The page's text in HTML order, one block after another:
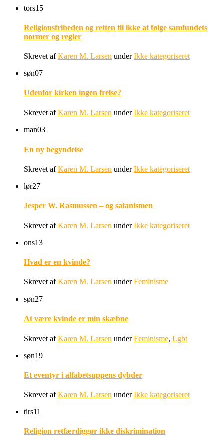
tors15
Religionsfriheden og retten til ikke at følge samfundets
normer og regler
Skrevet afKaren M. Larsen underIkke kategoriseret
søn07
Udenfor kirken ingen frelse?
Skrevet afKaren M. Larsen underIkke kategoriseret
man03
En ny begyndelse
Skrevet afKaren M. Larsen underIkke kategoriseret
lør27
Jesper W. Rasmussen – og satanismen
Skrevet afKaren M. Larsen underIkke kategoriseret
ons13
Hvad er en kvinde?
Skrevet afKaren M. Larsen underFeminisme
søn27
At være kvinde er min skæbne
Skrevet afKaren M. Larsen underFeminisme, Lgbt
søn19
Et eventyr i alfabetsuppens dybder
Skrevet afKaren M. Larsen underIkke kategoriseret
tirs11
Religion retfærdiggør ikke diskrimination